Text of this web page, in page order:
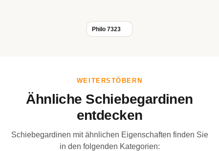
Philo 7323
WEITERSTÖBERN
Ähnliche Schiebegardinen
entdecken
Schiebegardinen mit ähnlichen Eigenschaften finden Sie
in den folgenden Kategorien: